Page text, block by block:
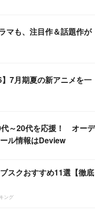
マも、注目作＆話題作が
】7月期夏の新アニメを一
～20代を応援！ オーデ
ル情報はDeview
スクおすすめ11選【徹底
ング